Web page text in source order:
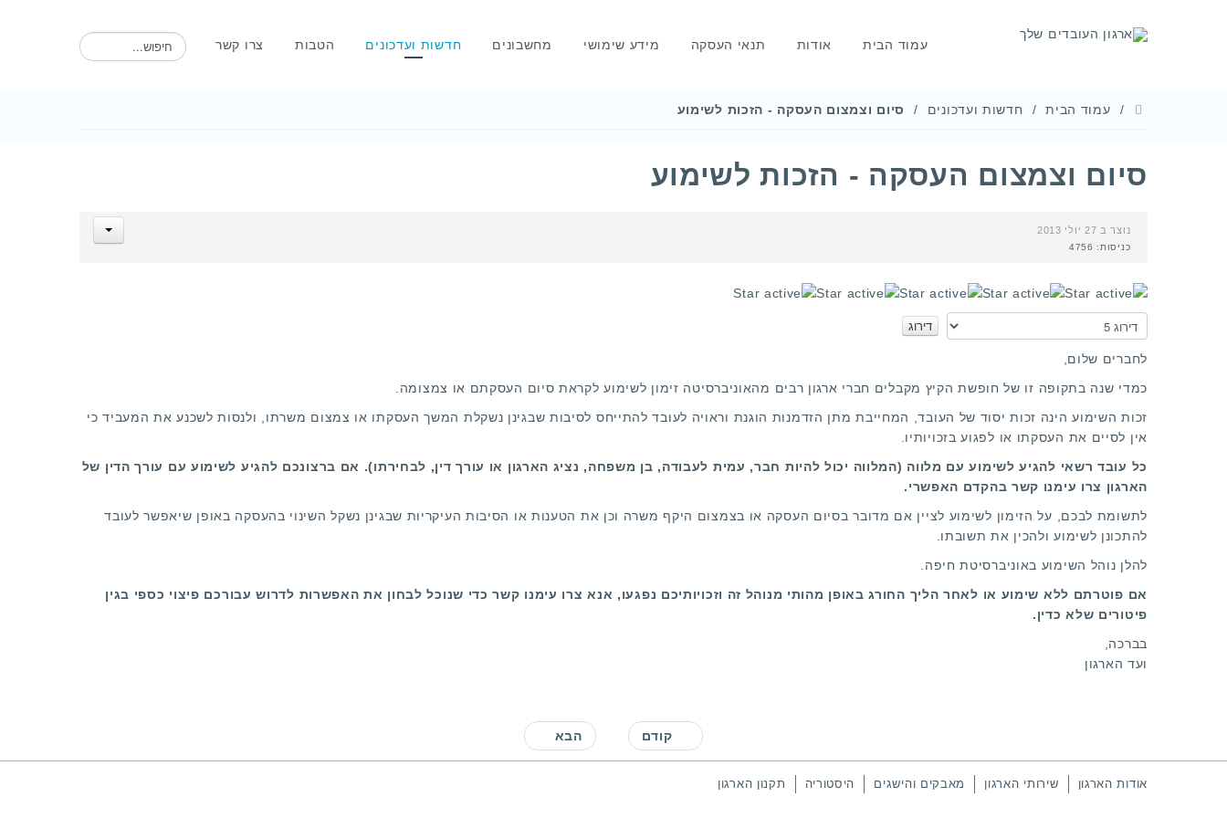
עמוד הבית אודות תנאי העסקה מידע שימושי מחשבונים חדשות ועדכונים הטבות צרו קשר חיפוש
עמוד הבית חדשות ועדכונים סיום וצמצום העסקה - הזכות לשימוע
סיום וצמצום העסקה - הזכות לשימוע
נוצר ב 27 יולי 2013
כניסות: 4756
דירוג
משתמשים:5
/
5
אנא
דרגו
לחברים שלום,
כמדי שנה בתקופה זו של חופשת הקיץ מקבלים חברי ארגון רבים מהאוניברסיטה זימון לשימוע לקראת סיום העסקתם או צמצומה.
זכות השימוע הינה זכות יסוד של העובד, המחייבת מתן הזדמנות הוגנת וראויה לעובד להתייחס לסיבות שבגינן נשקלת המשך העסקתו או צמצום משרתו, ולנסות לשכנע את המעביד כי
אין לסיים את העסקתו או לפגוע בזכויותיו.
כל עובד רשאי להגיע לשימוע עם מלווה (המלווה יכול להיות חבר, עמית לעבודה, בן משפחה, נציג הארגון או עורך דין, לבחירתו). אם ברצונכם להגיע לשימוע עם עורך הדין של
הארגון צרו עימנו קשר בהקדם האפשרי.
לתשומת לבכם, על הזימון לשימוע לציין אם מדובר בסיום העסקה או בצמצום היקף משרה וכן את הטענות או הסיבות העיקריות שבגינן נשקל השינוי בהעסקה באופן שיאפשר לעובד
להתכונן לשימוע ולהכין את תשובתו.
להלן נוהל השימוע באוניברסיטת חיפה.
אם פוטרתם ללא שימוע או לאחר הליך החורג באופן מהותי מנוהל זה וזכויותיכם נפגעו, אנא צרו עימנו קשרכדי שנוכל לבחון את האפשרות לדרוש עבורכם פיצוי כספי בגין
פיטורים שלא כדין.
בברכה,
ועד הארגון
קודם הבא
אודות הארגון שירותי הארגון מאבקים והישגים היסטוריה תקנון הארגון